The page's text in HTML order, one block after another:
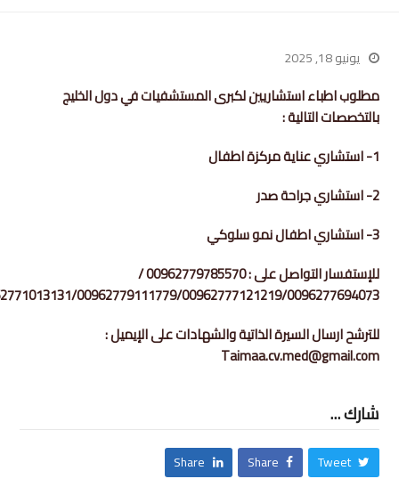
يونيو 18, 2025
مطلوب اطباء استشاريين لكبرى المستشفيات في دول الخليج
بالتخصصات التالية :
1- استشاري عناية مركزة اطفال
2- استشاري جراحة صدر
3- استشاري اطفال نمو سلوكي
للإستفسار التواصل على : 00962779785570 /
00962779111779/00962777121219/0096277694073
للترشح ارسال السيرة الذاتية والشهادات على الإيميل :
Taimaa.cv.med@gmail.com
شارك ...
Tweet
Share
Share